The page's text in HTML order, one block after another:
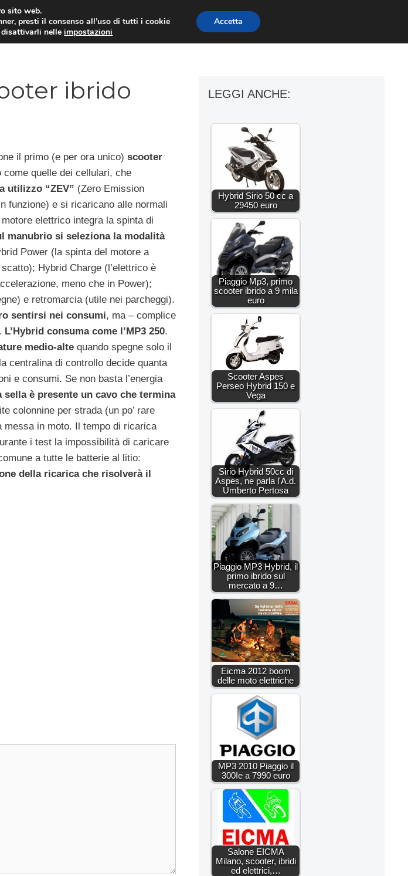
MOTO NEWS ACCESSORI MOTO MOTO GP
ibrido
il primo (e per ora unico) scooter
come quelle dei cellulari, che
utilizzo “ZEV” (Zero Emission
funzione) e si ricaricano alle normali
elettrico integra la spinta di
manubrio si seleziona la modalità
Power (la spinta del motore a
Hybrid Charge (l’elettrico è
meno che in Power);
e retromarcia (utile nei parcheggi).
sentirsi nei consumi, ma – complice
L’Hybrid consuma come l’MP3 250.
medio-alte quando spegne solo il
centralina di controllo decide quanta
e consumi. Se non basta l’energia
sella è presente un cavo che termina
colonnine per strada (un po’ rare
messa in moto. Il tempo di ricarica
i test la impossibilità di caricare
a tutte le batterie al litio:
della ricarica che risolverà il
LEGGI ANCHE:
Hybrid Sirio 50 cc a
29450 euro
Piaggio Mp3, primo
scooter ibrido a 9 mila
euro
Scooter Aspes
Perseo Hybrid 150 e
Vega
Sirio Hybrid 50cc di
Aspes, ne parla l'A.d.
Umberto Pertosa
Piaggio MP3 Hybrid, il
primo ibrido sul
mercato a 9…
Eicma 2012 boom
delle moto elettriche
MP3 2010 Piaggio il
300Ie a 7990 euro
Salone EICMA
Milano, scooter, ibridi
ed elettrici,…
sito web.
presti il consenso all’uso di tutti i cookie
disattivarli nelleimpostazioni
Accetta